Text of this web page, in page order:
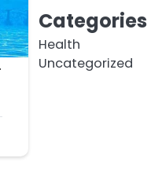
Categories
Health
Uncategorized